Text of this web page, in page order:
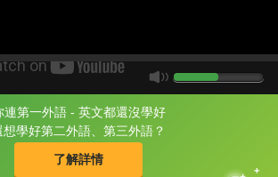
連第一外語 - 英文都還沒學好
想學好第二外語、第三外語？
了解詳情
片尾有
攻其不背
的品牌故事